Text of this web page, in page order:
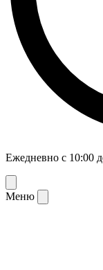
Ежедневно с 10:00
Меню